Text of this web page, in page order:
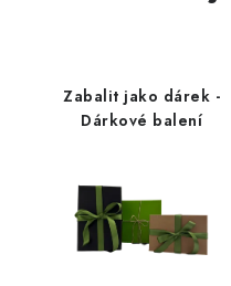
Zabalit jako dárek -
Dárkové balení